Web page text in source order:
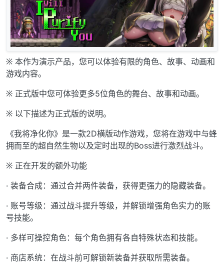
※ 本作为演示产品，您可以体验有限的角色、故事、动画和
游戏内容。
※ 正式版中您可体验更多5位角色的舞台、故事和动画。
※ 以下描述为正式版的说明。
《我将净化你》是一款2D横版动作游戏，您将在游戏中与蜂
拥而至的超自然生物以及定时出现的Boss进行激烈战斗。
※ 正在开发的额外功能
· 装备合成：通过合并两件装备，获得更强力的隐藏装备。
· 账号等级：通过战斗提升等级，并解锁增强角色实力的账
号技能。
· 多样可操控角色：每个角色拥有各自特殊状态和技能。
· 商店系统：在战斗前可解锁新装备并获取所需装备。